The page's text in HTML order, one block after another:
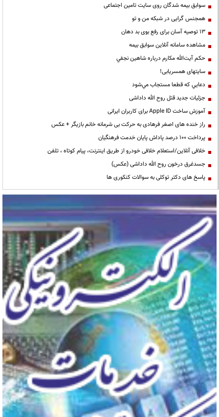
سوابق بیمه شدگان روی سایت تامین اجتماعی
همجنس گرایی در شبکه من و تو
13 توصیه آسان برای رفع بوی بد دهان
مشاهده سامانه آنلاين سوابق بیمه
حكم آيت‌الله مكارم درباره شاهين نجفي
سایتهای همسریابی!
دعايي كه قطعا مستجاب مي‌شود
جزئیات جدید قتل روح الله داداشی
آموزش ساخت Apple ID برای کاربران ایرانی
راز خنده های اصغر فرهادی به حرکت بی شرمانه خانم بازیگر + عکس
پرداخت ۱۰۰ درصد پاداش پایان خدمت فرهنگیان
خلافی آنلاین/استعلام خلافی خودرو از طریق اینترنت، پیام کوتاه ، تلفن
جسدغرق درخون روح الله داداشی (عکس)
پاسخ های دکتر توکلی به سوالات کنکوری ها